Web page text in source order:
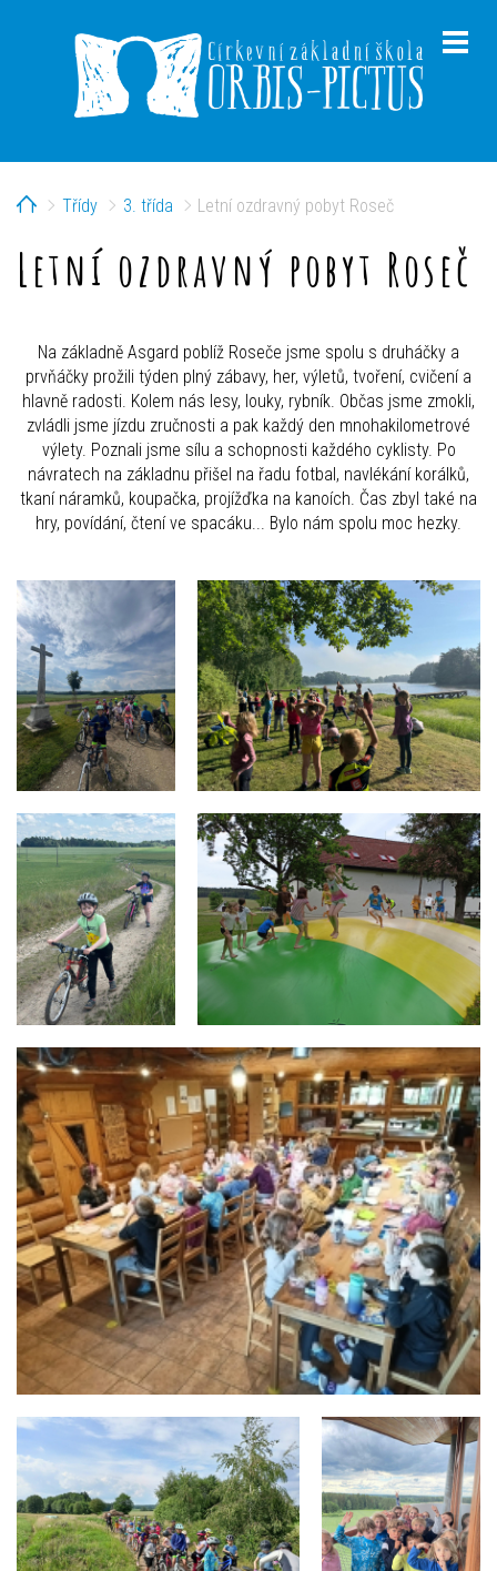
HomeTřídy 3. třída Letní ozdravný pobyt Roseč
Letní ozdravný pobyt Roseč
Na základně Asgard poblíž Roseče jsme spolu s druháčky a
prvňáčky prožili týden plný zábavy, her, výletů, tvoření, cvičení a
hlavně radosti. Kolem nás lesy, louky, rybník. Občas jsme zmokli,
zvládli jsme jízdu zručnosti a pak každý den mnohakilometrové
výlety. Poznali jsme sílu a schopnosti každého cyklisty. Po
návratech na základnu přišel na řadu fotbal, navlékání korálků,
tkaní náramků, koupačka, projížďka na kanoích. Čas zbyl také na
hry, povídání, čtení ve spacáku... Bylo nám spolu moc hezky.